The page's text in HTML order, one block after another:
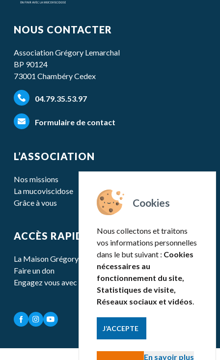
Nous collectons et traitons
vos informations personnelles
dans le but suivant : Cookies
nécessaires au
fonctionnement du site,
Statistiques de visite,
Réseaux sociaux et vidéos.
J’ACCEPTE
En savoir plus
NOUS CONTACTER
Association Grégory Lemarchal
BP 90124
73001 Chambéry Cedex
04.79.35.53.97
Formulaire de contact
L’ASSOCIATION
Nos missions
La mucoviscidose
Grâce à vous
ACCÈS RAPIDE
La Maison Grégory Lemarchal
Faire un don
Engagez vous avec nous